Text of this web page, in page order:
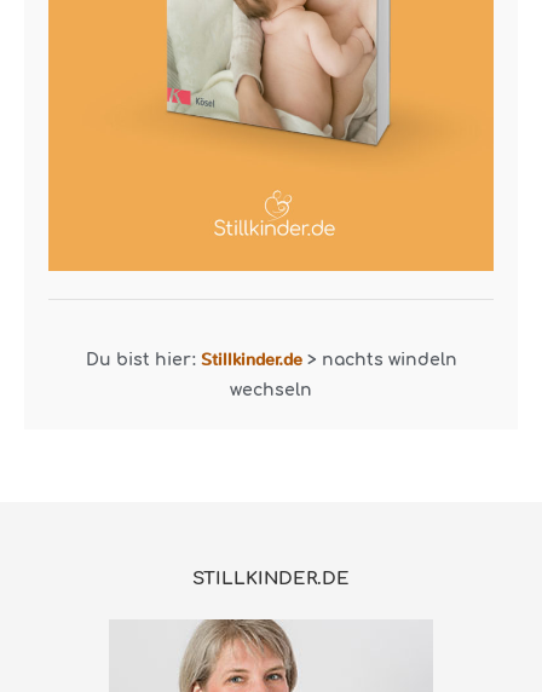
Du bist hier: Stillkinder.de> nachts windeln
wechseln
STILLKINDER.DE